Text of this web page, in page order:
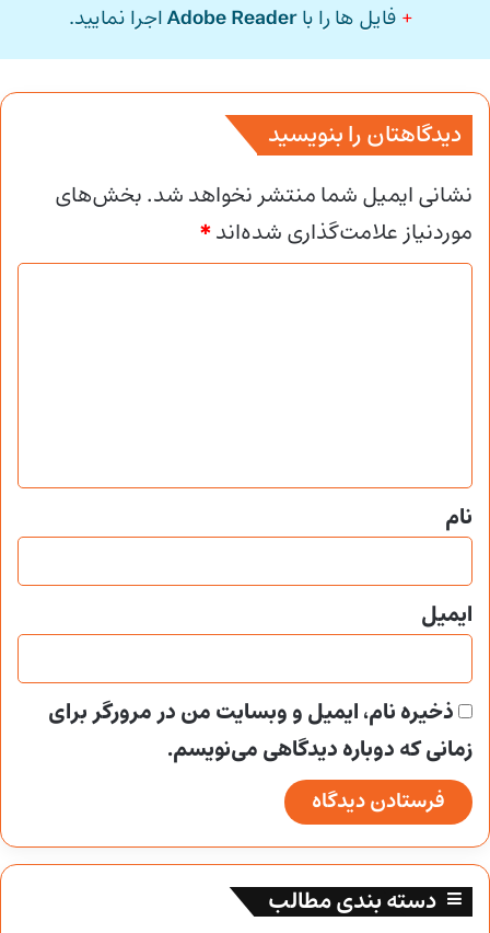
+ فایل ها را باAdobe Readerاجرا نمایید.
دیدگاهتان را بنویسید
نشانی ایمیل شما منتشر نخواهد شد.بخش‌های
موردنیاز علامت‌گذاری شده‌اند*
*
نام
ایمیل
ذخیره نام، ایمیل و وبسایت من در مرورگر برای
زمانی که دوباره دیدگاهی می‌نویسم.
دسته بندی مطالب